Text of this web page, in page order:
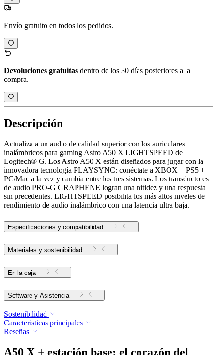
Envío gratuito en todos los pedidos.
Devoluciones gratuitas dentro de los 30 días posteriores a la
compra.
Descripción
Actualiza a un audio de calidad superior con los auriculares
inalámbricos para gaming Astro A50 X LIGHTSPEED de
Logitech® G. Los Astro A50 X están diseñados para jugar con la
innovadora tecnología PLAYSYNC: conéctate a XBOX + PS5 +
PC/Mac a la vez y cambia entre los tres sistemas. Los transductores
de audio PRO-G GRAPHENE logran una nitidez y una respuesta
sin precedentes. LIGHTSPEED posibilita los más altos niveles de
rendimiento de audio inalámbrico con una latencia ultra baja.
Especificaciones y compatibilidad
Materiales y sostenibilidad
En la caja
Software y Asistencia
Sostenibilidad
Características principales
Reseñas
A50 X + estación base: el corazón del